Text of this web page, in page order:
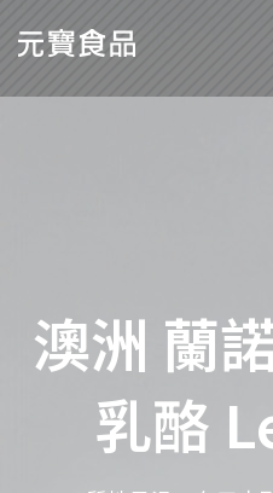
澳洲 蘭
乳酪